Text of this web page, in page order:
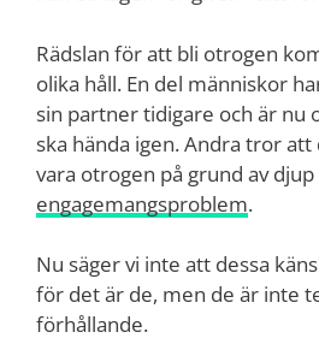
Rädslan för att bli otrogen
olika håll. En del människor
sin partner tidigare och är nu
ska hända igen. Andra tror
vara otrogen på grund av
engagemangsproblem.
Nu säger vi inte att dessa
för det är de, men de är inte
förhållande.